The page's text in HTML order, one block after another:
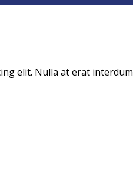
elit. Nulla at erat interdum